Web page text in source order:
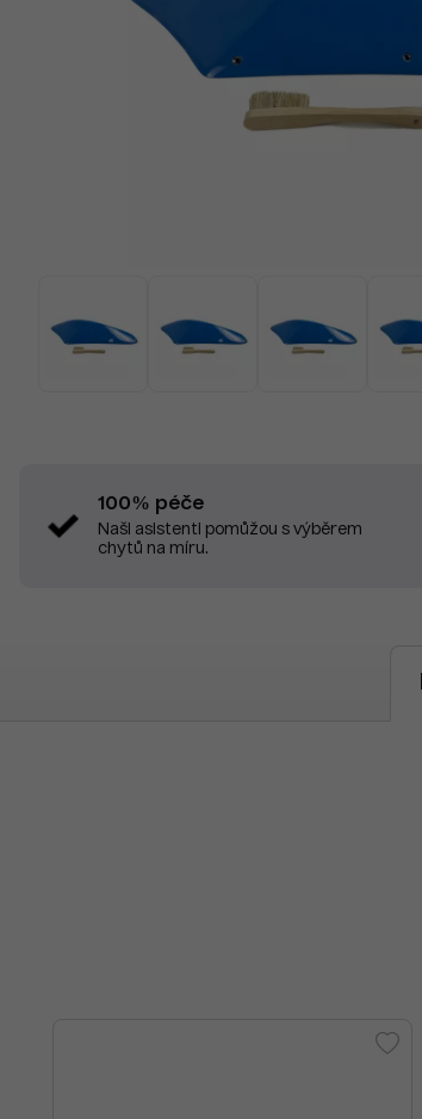
100% péče
Naši asistenti pomůžou s výběrem
chytů na míru.